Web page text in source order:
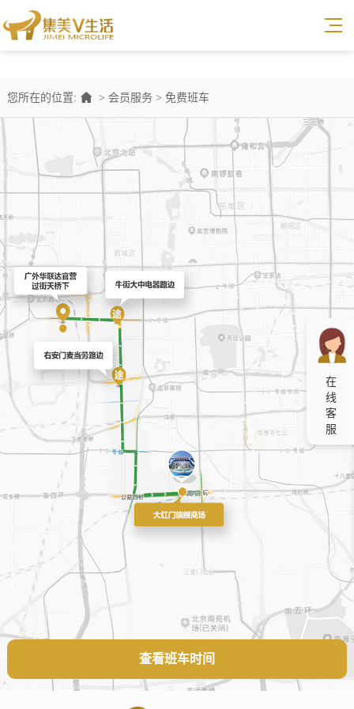
在
线
客
服
您所在的位置: > 会员服务> 免费班车
查看班车时间